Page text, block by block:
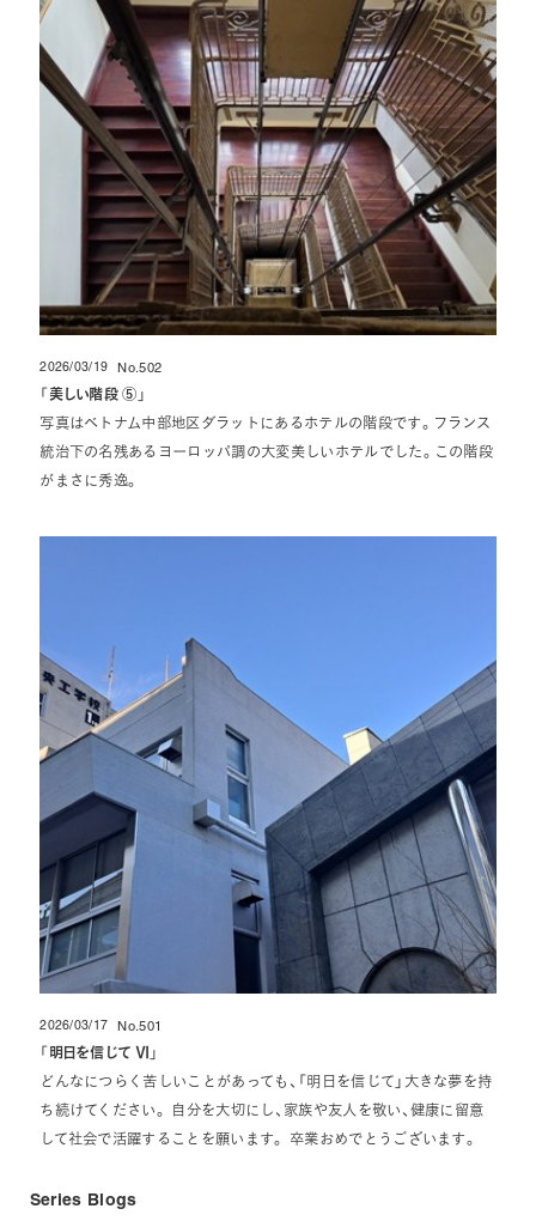
「 美しい階段 ⑤ 」
写真はベトナム中部地区ダラットにあるホテルの階段です。フランス
統治下の名残あるヨーロッパ調の大変美しいホテルでした。この階段
がまさに秀逸。
2026/03/19 No.502
「 明日を信じて Ⅵ 」
どんなにつらく苦しいことがあっても、「明日を信じて」大きな夢を持
ち続けてください。 自分を大切にし、家族や友人を敬い、健康に留意
して社会で活躍することを願います。 卒業おめでとうございます。
2026/03/17 No.501
Series Blogs